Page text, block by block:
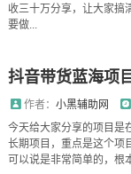
收三十万分享，让大家搞
要做...
作者： 小黑辅助网
今天给大家分享的项目是
长期项目，重点是这个项
可以说是非常简单的，根